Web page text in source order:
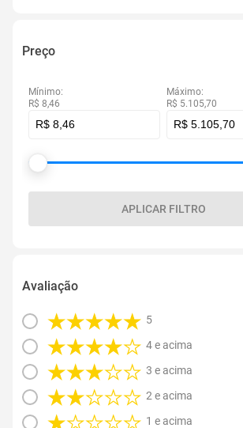
Preço
Mínimo:
R$ 8,46
Máximo:
R$ 5.105,70
APLICAR FILTRO
Avaliação
5
4 e acima
3 e acima
2 e acima
1 e acima